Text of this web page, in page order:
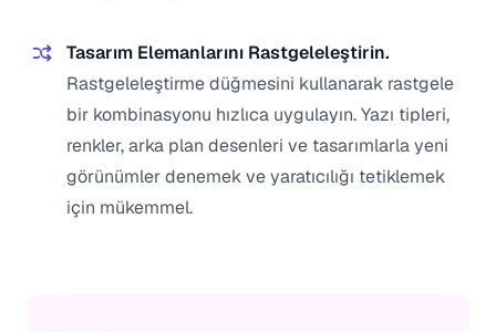
Tasarım Elemanlarını Rastgeleleştirin.
Rastgeleleştirme düğmesini kullanarak rastgele
bir kombinasyonu hızlıca uygulayın. Yazı tipleri,
renkler, arka plan desenleri ve tasarımlarla yeni
görünümler denemek ve yaratıcılığı tetiklemek
için mükemmel.